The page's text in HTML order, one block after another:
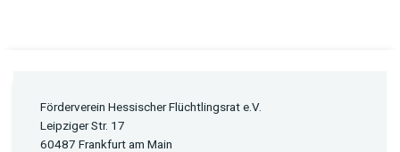
Förderverein Hessischer Flüchtlingsrat e.V.
Leipziger Str. 17
60487 Frankfurt am Main